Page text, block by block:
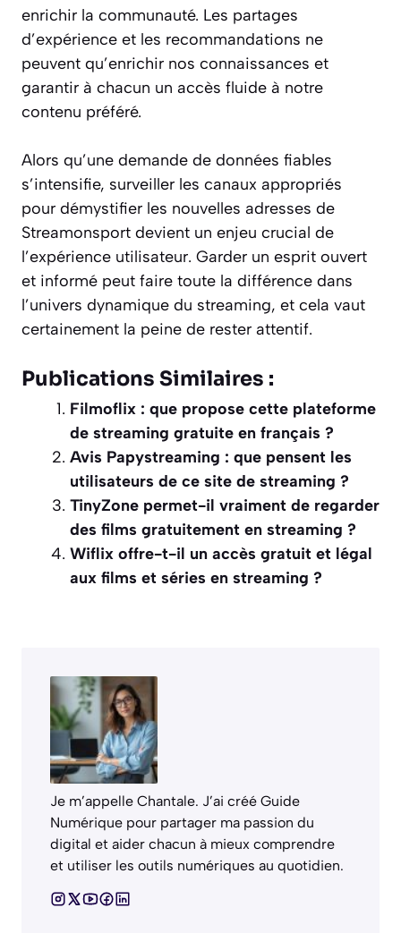
enrichir la communauté. Les partages
d’expérience et les recommandations ne
peuvent qu’enrichir nos connaissances et
garantir à chacun un accès fluide à notre
contenu préféré.
Alors qu’une demande de données fiables
s’intensifie, surveiller les canaux appropriés
pour démystifier les nouvelles adresses de
Streamonsport devient un enjeu crucial de
l’expérience utilisateur. Garder un esprit ouvert
et informé peut faire toute la différence dans
l’univers dynamique du streaming, et cela vaut
certainement la peine de rester attentif.
Publications Similaires :
Filmoflix : que propose cette plateforme
de streaming gratuite en français ?
Avis Papystreaming : que pensent les
utilisateurs de ce site de streaming ?
TinyZone permet-il vraiment de regarder
des films gratuitement en streaming ?
Wiflix offre-t-il un accès gratuit et légal
aux films et séries en streaming ?
Je m’appelle Chantale. J’ai créé Guide
Numérique pour partager ma passion du
digital et aider chacun à mieux comprendre
et utiliser les outils numériques au quotidien.